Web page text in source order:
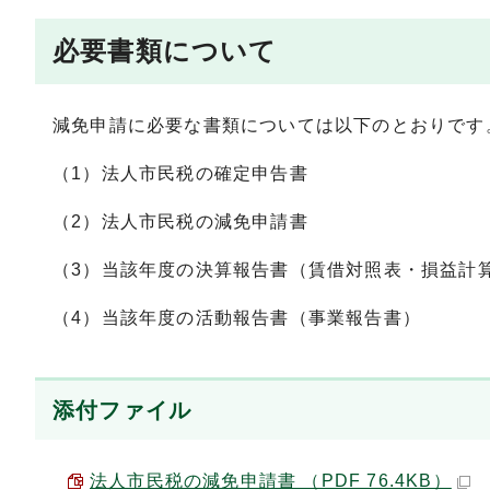
必要書類について
減免申請に必要な書類については以下のとおりです
（1）法人市民税の確定申告書
（2）法人市民税の減免申請書
（3）当該年度の決算報告書（賃借対照表・損益計
（4）当該年度の活動報告書（事業報告書）
添付ファイル
法人市民税の減免申請書 （PDF 76.4KB）